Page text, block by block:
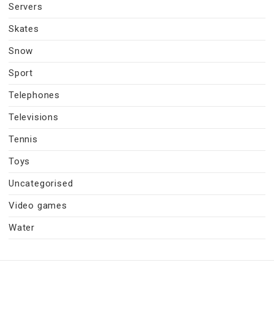
Servers
Skates
Snow
Sport
Telephones
Televisions
Tennis
Toys
Uncategorised
Video games
Water